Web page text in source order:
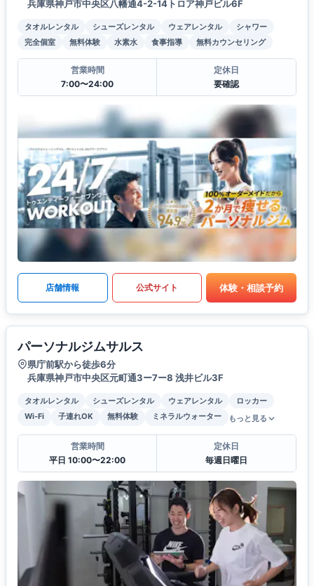
兵庫県神戸市中央区八幡通4-2-14トロア神戸ビル6F
タオルレンタル シューズレンタル ウェアレンタル
シャワー
完全個室
無料体験 水素水 食事指導 無料カウンセリング
営業時間
7:00〜24:00
定休日
要確認
店舗情報 公式サイト 体験・相談予約
パーソナルジムサルス
県庁前駅から徒歩6分
兵庫県神戸市中央区元町通3ー7ー8 浅井ビル3F
タオルレンタル シューズレンタル ウェアレンタル
ロッカー
Wi-Fi
子連れOK 無料体験 ミネラルウォーター もっと見る
営業時間
平日 10:00〜22:00
定休日
毎週日曜日